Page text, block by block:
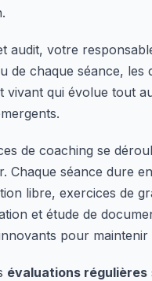
audit, votre
de chaque séance, les
vivant qui évolue tout
de coaching se
Chaque séance dure
libre, exercices de
et étude de
pour
évaluations régulières